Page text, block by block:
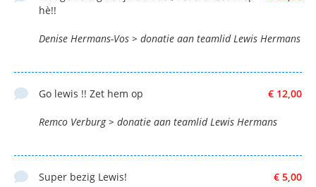
hè!!
Denise Hermans-Vos > donatie aan teamlid Lewis Hermans
€ 12,00
Go lewis !! Zet hem op
Remco Verburg > donatie aan teamlid Lewis Hermans
€ 5,00
Super bezig Lewis!